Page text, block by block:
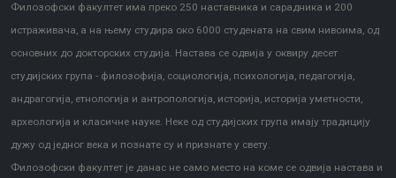
Филозофски факултет има преко 250 наставника и сарадника и 200
истраживача, а на њему студира око 6000 студената на свим нивоима, од
основних до докторских студија. Настава се одвија у оквиру десет
студијских група - филозофија, социологија, психологија, педагогија,
андрагогија, етнологија и антропологија, историја, историја уметности,
археологија и класичне науке. Неке од студијских група имају традицију
дужу од једног века и познате су и признате у свету.
Филозофски факултет је данас не само место на коме се одвија настава и